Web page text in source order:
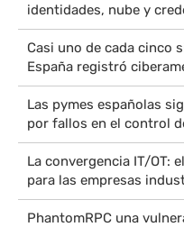
identidades, nube y
Casi uno de cada cinco
España registró
Las pymes españolas
por fallos en el control
La convergencia IT/OT:
para las empresas
PhantomRPC una